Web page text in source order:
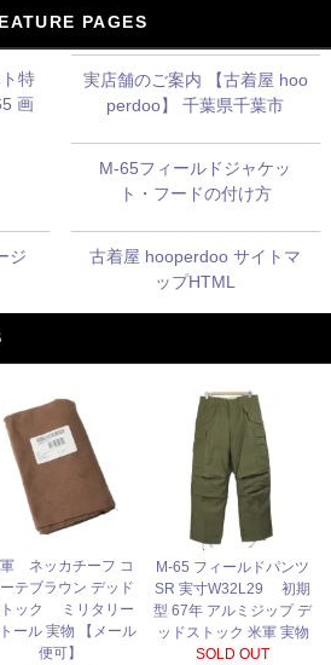
PAGES
特
画
実店舗のご案内 【古着屋 hoo
perdoo】 千葉県千葉市
M-65フィールドジャケッ
ト・フードの付け方
ジ
古着屋 hooperdoo サイトマ
ップHTML
ネッカチーフ コ
テブラウン デッド
ック ミリタリー
ール 実物 【メール
便可】
M-65 フィールドパンツ
SR 実寸W32L29 初期
型 67年 アルミジップ デ
ッドストック 米軍 実物
SOLD OUT